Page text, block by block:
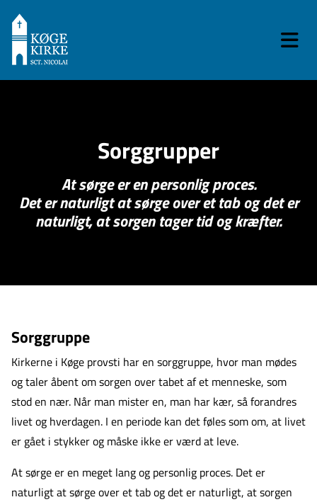
Sorggrupper
At sørge er en personlig proces.
Det er naturligt at sørge over et tab og det er
naturligt, at sorgen tager tid og kræfter.
Sorggruppe
Kirkerne i Køge provsti har en sorggruppe, hvor man mødes
og taler åbent om sorgen over tabet af et menneske, som
stod en nær. Når man mister en, man har kær, så forandres
livet og hverdagen. I en periode kan det føles som om, at livet
er gået i stykker og måske ikke er værd at leve.
At sørge er en meget lang og personlig proces. Det er
naturligt at sørge over et tab og det er naturligt, at sorgen